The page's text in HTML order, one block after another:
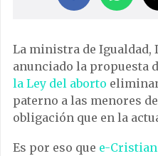
La ministra de Igualdad,
anunciado la propuesta
la Ley del aborto
paterno a las menores
obligación que en la
Es por eso que e-